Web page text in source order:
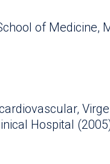
of Medicine,
Hospital